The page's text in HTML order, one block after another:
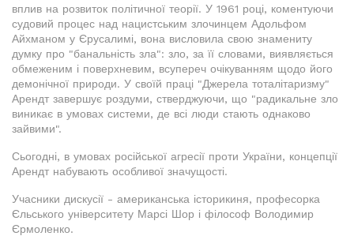
вплив на розвиток політичної теорії. У 1961 році, коментуючи
судовий процес над нацистським злочинцем Адольфом
Айхманом у Єрусалимі, вона висловила свою знамениту
думку про "банальність зла": зло, за її словами, виявляється
обмеженим і поверхневим, всупереч очікуванням щодо його
демонічної природи. У своїй праці "Джерела тоталітаризму"
Арендт завершує роздуми, стверджуючи, що "радикальне зло
виникає в умовах системи, де всі люди стають однаково
зайвими".
Сьогодні, в умовах російської агресії проти України, концепції
Арендт набувають особливої значущості.
Учасники дискусії - американська історикиня, професорка
Єльського університету Марсі Шор і філософ Володимир
Єрмоленко.